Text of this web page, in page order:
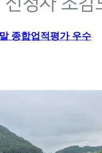
종합업적평가 우수